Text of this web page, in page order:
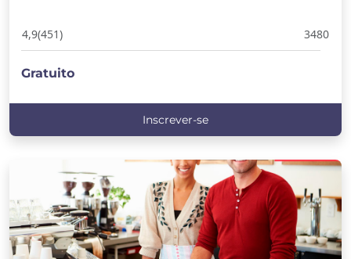
4,9(451) 3480
Gratuito
Inscrever-se